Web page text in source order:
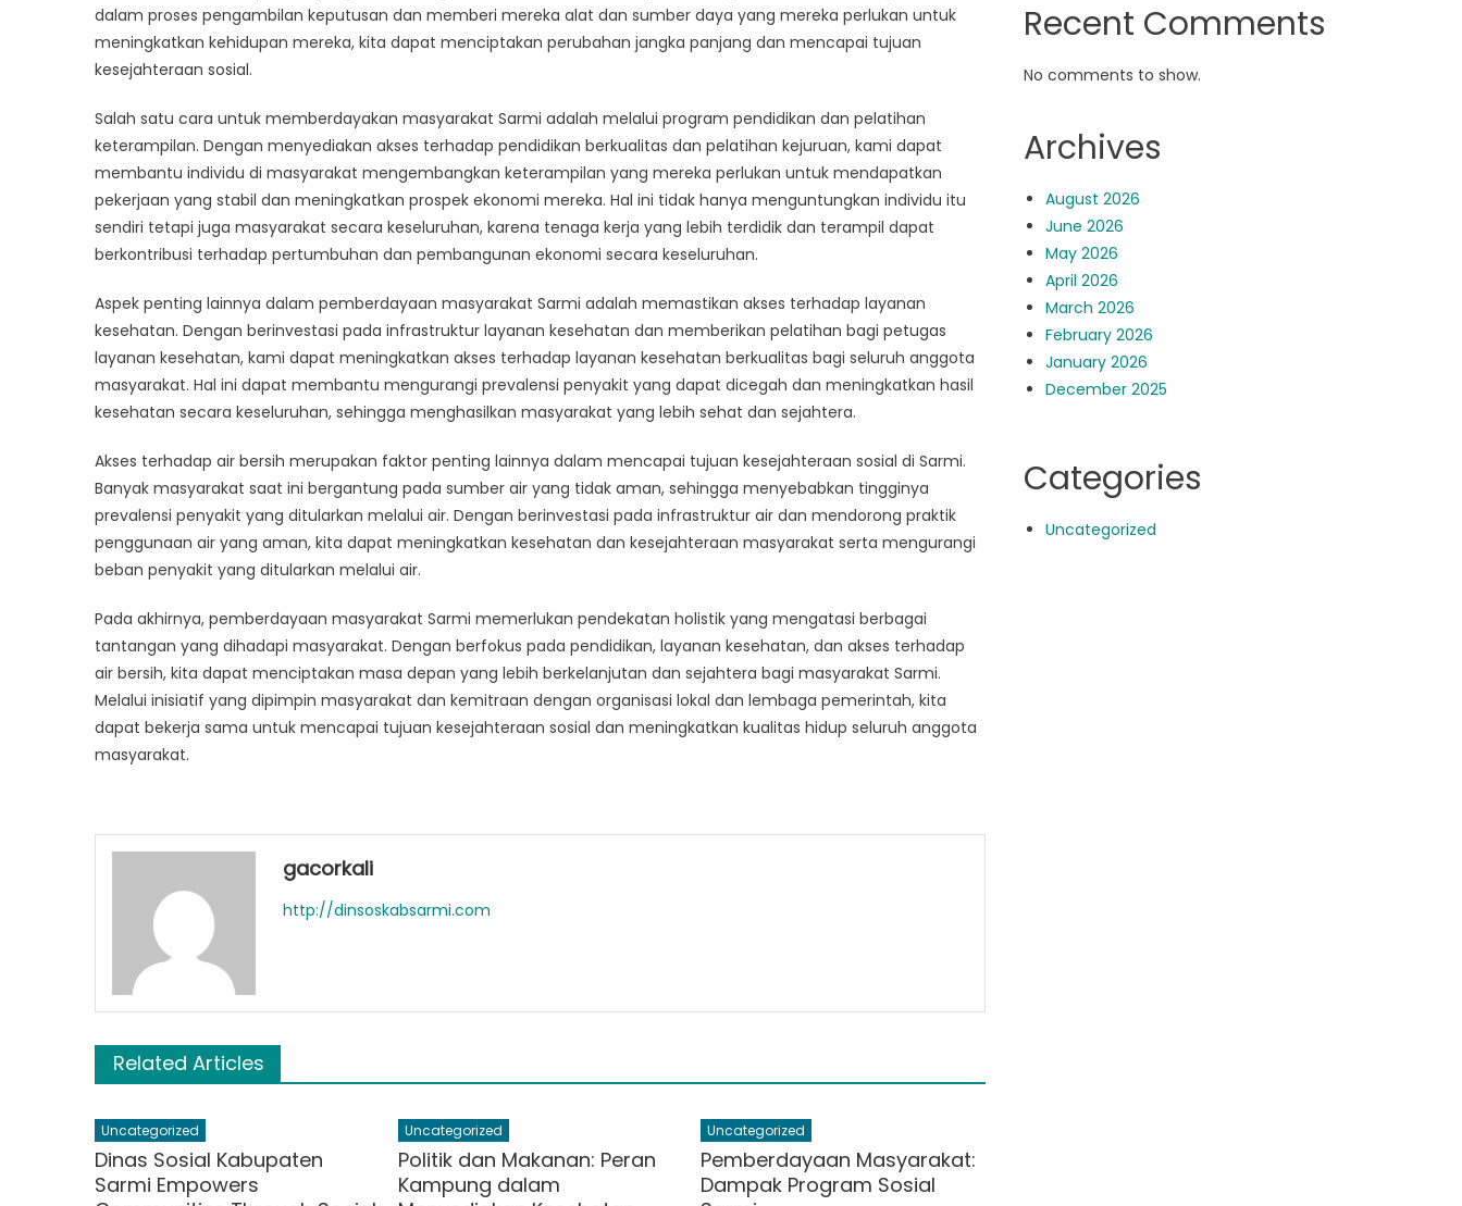
dalam proses pengambilan keputusan dan memberi mereka alat dan sumber daya yang mereka perlukan untuk
meningkatkan kehidupan mereka, kita dapat menciptakan perubahan jangka panjang dan mencapai tujuan
kesejahteraan sosial.
Salah satu cara untuk memberdayakan masyarakat Sarmi adalah melalui program pendidikan dan pelatihan
keterampilan. Dengan menyediakan akses terhadap pendidikan berkualitas dan pelatihan kejuruan, kami dapat
membantu individu di masyarakat mengembangkan keterampilan yang mereka perlukan untuk mendapatkan
pekerjaan yang stabil dan meningkatkan prospek ekonomi mereka. Hal ini tidak hanya menguntungkan individu itu
sendiri tetapi juga masyarakat secara keseluruhan, karena tenaga kerja yang lebih terdidik dan terampil dapat
berkontribusi terhadap pertumbuhan dan pembangunan ekonomi secara keseluruhan.
Aspek penting lainnya dalam pemberdayaan masyarakat Sarmi adalah memastikan akses terhadap layanan
kesehatan. Dengan berinvestasi pada infrastruktur layanan kesehatan dan memberikan pelatihan bagi petugas
layanan kesehatan, kami dapat meningkatkan akses terhadap layanan kesehatan berkualitas bagi seluruh anggota
masyarakat. Hal ini dapat membantu mengurangi prevalensi penyakit yang dapat dicegah dan meningkatkan hasil
kesehatan secara keseluruhan, sehingga menghasilkan masyarakat yang lebih sehat dan sejahtera.
Akses terhadap air bersih merupakan faktor penting lainnya dalam mencapai tujuan kesejahteraan sosial di Sarmi.
Banyak masyarakat saat ini bergantung pada sumber air yang tidak aman, sehingga menyebabkan tingginya
prevalensi penyakit yang ditularkan melalui air. Dengan berinvestasi pada infrastruktur air dan mendorong praktik
penggunaan air yang aman, kita dapat meningkatkan kesehatan dan kesejahteraan masyarakat serta mengurangi
beban penyakit yang ditularkan melalui air.
Pada akhirnya, pemberdayaan masyarakat Sarmi memerlukan pendekatan holistik yang mengatasi berbagai
tantangan yang dihadapi masyarakat. Dengan berfokus pada pendidikan, layanan kesehatan, dan akses terhadap
air bersih, kita dapat menciptakan masa depan yang lebih berkelanjutan dan sejahtera bagi masyarakat Sarmi.
Melalui inisiatif yang dipimpin masyarakat dan kemitraan dengan organisasi lokal dan lembaga pemerintah, kita
dapat bekerja sama untuk mencapai tujuan kesejahteraan sosial dan meningkatkan kualitas hidup seluruh anggota
masyarakat.
gacorkali
http://dinsoskabsarmi.com
Related Articles
Uncategorized
Dinas Sosial Kabupaten
Sarmi Empowers
Uncategorized
Politik dan Makanan: Peran
Kampung dalam
Uncategorized
Pemberdayaan Masyarakat:
Dampak Program Sosial
Recent Comments
No comments to show.
Archives
August 2026
June 2026
May 2026
April 2026
March 2026
February 2026
January 2026
December 2025
Categories
Uncategorized